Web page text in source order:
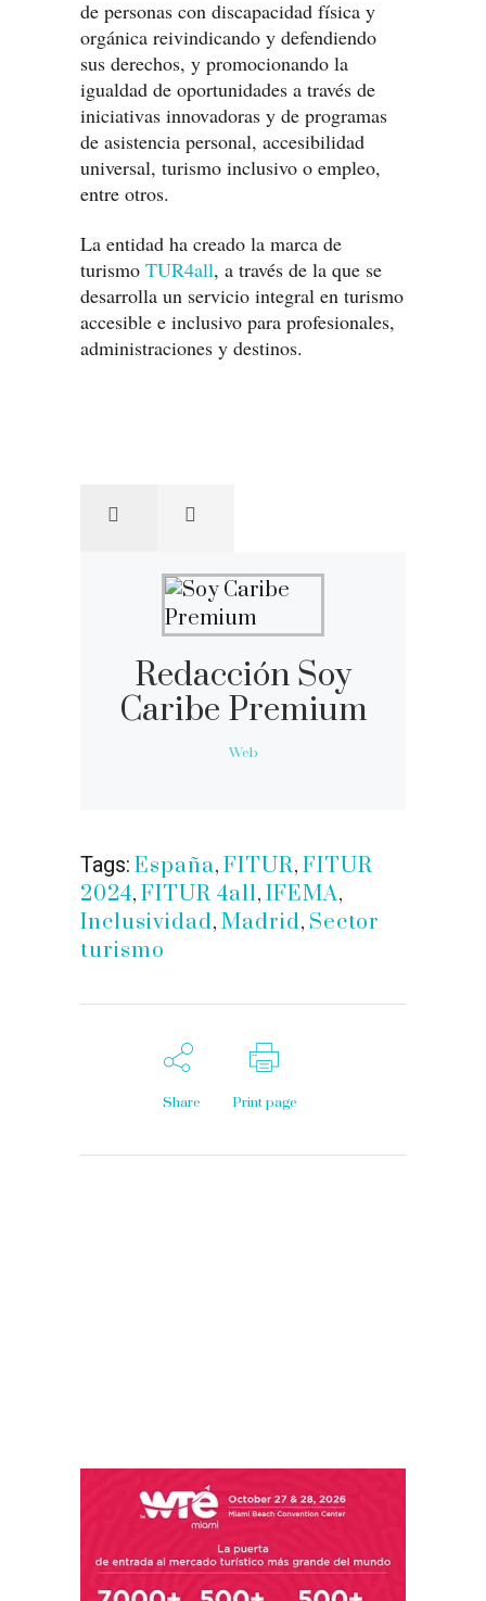
de personas con discapacidad física y
orgánica reivindicando y defendiendo
sus derechos, y promocionando la
igualdad de oportunidades a través de
iniciativas innovadoras y de programas
de asistencia personal, accesibilidad
universal, turismo inclusivo o empleo,
entre otros.
La entidad ha creado la marca de
turismo TUR4all, a través de la que se
desarrolla un servicio integral en turismo
accesible e inclusivo para profesionales,
administraciones y destinos.
Redacción Soy
Caribe Premium
Web
Tags: España, FITUR, FITUR
2024, FITUR 4all, IFEMA,
Inclusividad, Madrid, Sector
turismo
Share Print page